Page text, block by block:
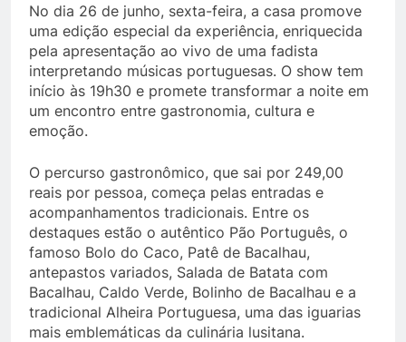
No dia 26 de junho, sexta-feira, a casa promove
uma edição especial da experiência, enriquecida
pela apresentação ao vivo de uma fadista
interpretando músicas portuguesas. O show tem
início às 19h30 e promete transformar a noite em
um encontro entre gastronomia, cultura e
emoção.
O percurso gastronômico, que sai por 249,00
reais por pessoa, começa pelas entradas e
acompanhamentos tradicionais. Entre os
destaques estão o autêntico Pão Português, o
famoso Bolo do Caco, Patê de Bacalhau,
antepastos variados, Salada de Batata com
Bacalhau, Caldo Verde, Bolinho de Bacalhau e a
tradicional Alheira Portuguesa, uma das iguarias
mais emblemáticas da culinária lusitana.